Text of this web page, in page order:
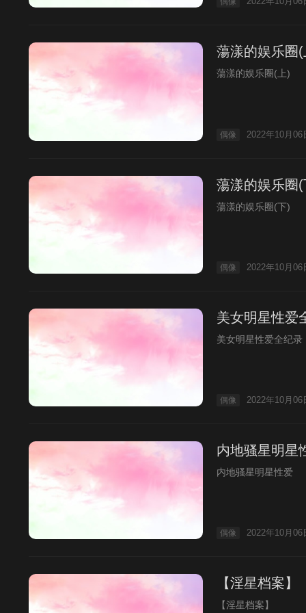
蕩漾的娱乐圈(
蕩漾的娱乐圈(上)
偶像 2022年10月06
蕩漾的娱乐圈(
蕩漾的娱乐圈(下)
偶像 2022年10月06
美女明星性爱
美女明星性爱全纪录
偶像 2022年10月06
内地骚星明星
内地骚星明星性爱
偶像 2022年10月06
【淫星档案】
【淫星档案】